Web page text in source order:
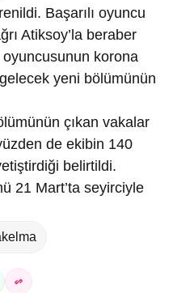
Başarılı oyuncu
Atiksoy’la beraber
oyuncusunun korona
yeni bölümünün
çıkan vakalar
de ekibin 140
belirtildi.
21 Mart’ta seyirciyle